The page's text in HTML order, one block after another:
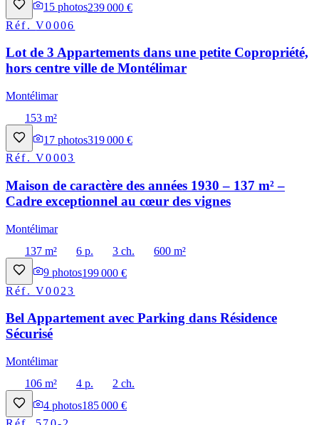
15 photos239 000 €
Réf.V0006
Lot de 3 Appartements dans une petite Copropriété,
hors centre ville de Montélimar
Montélimar
153 m²
17 photos319 000 €
Réf.V0003
Maison de caractère des années 1930 – 137 m² –
Cadre exceptionnel au cœur des vignes
Montélimar
137 m²
6 p. 3 ch.
600 m²
9 photos199 000 €
Réf.V0023
Bel Appartement avec Parking dans Résidence
Sécurisé
Montélimar
106 m²
4 p.
2 ch.
4 photos185 000 €